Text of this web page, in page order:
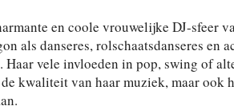
en coole vrouwelijke DJ-sfeer
als danseres, rolschaatsdanseres en
Haar vele invloeden in pop, swing of
kwaliteit van haar muziek, maar ook